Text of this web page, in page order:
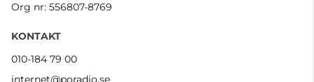
Org nr: 556807-8769
KONTAKT
010-184 79 00
internet@poradio.se